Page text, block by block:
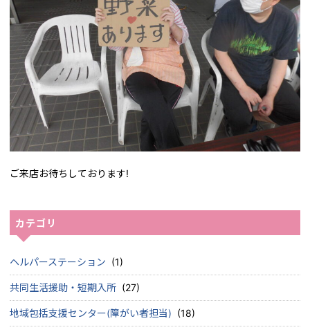
カテゴリ
ヘルパーステーション (1)
共同生活援助・短期入所 (27)
地域包括支援センター(障がい者担当) (18)
ご来店お待ちしております!